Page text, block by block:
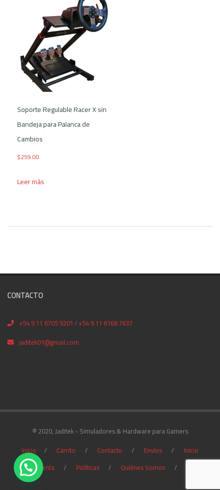
Soporte Regulable Racer X sin
Bandeja para Palanca de
Cambios
$259.00
Leer más
CONTACTO
+54 9 11 6705 9201 / +54 9 11 6168 7637
jaditek01@gmail.com
© 2020, Jaditek - Simuladores & Hardware para Gamers
Inicio
Carrito Contacto Envíos
Inicio
Mi cuenta
Políticas Quiénes Somos